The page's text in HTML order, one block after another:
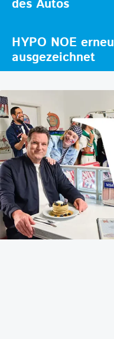
des Autos
HYPO NOE
ausgezeichnet